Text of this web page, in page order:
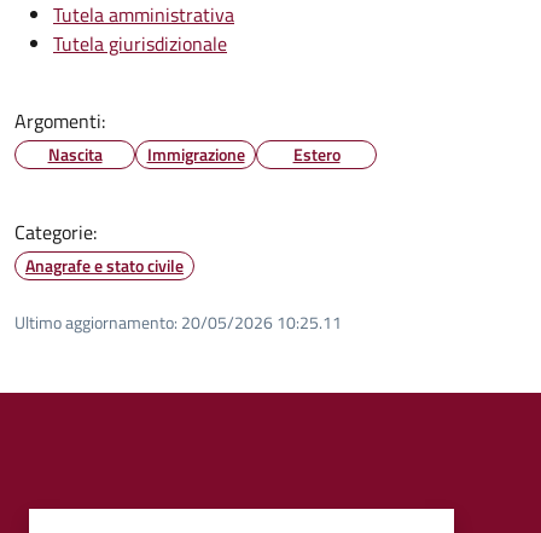
Tutela amministrativa
Tutela giurisdizionale
Argomenti:
Nascita Immigrazione Estero
Categorie:
Anagrafe e stato civile
Ultimo aggiornamento: 20/05/2026 10:25.11